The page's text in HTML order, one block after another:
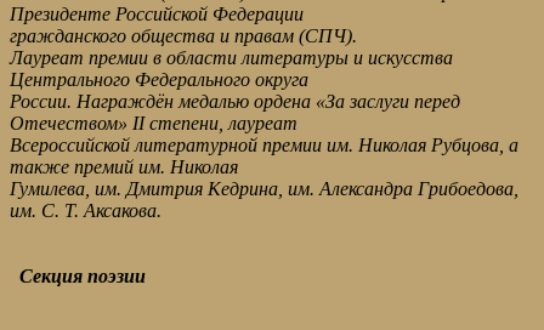
Президенте Российской Федерации
гражданского общества и правам (СПЧ).
Лауреат премии в области литературы и искусства
Центрального Федерального округа
России. Награждён медалью ордена «За заслуги перед
Отечеством» II степени, лауреат
Всероссийской литературной премии им. Николая Рубцова, а
также премий им. Николая
Гумилева, им. Дмитрия Кедрина, им. Александра Грибоедова,
им. С. Т. Аксакова.
Секция поэзии